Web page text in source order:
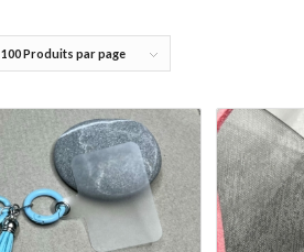
100 Produits par page